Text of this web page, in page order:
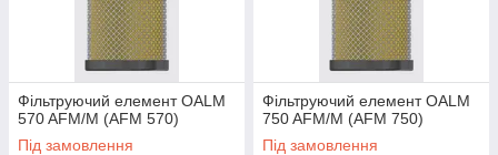
Фільтруючий елемент OALM
570 AFM/M (AFM 570)
Під замовлення
Фільтруючий елемент OALM
750 AFM/M (AFM 750)
Під замовлення